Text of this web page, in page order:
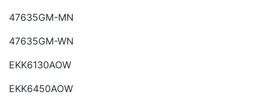
47635GM-MN
47635GM-WN
EKK6130AOW
EKK6450AOW